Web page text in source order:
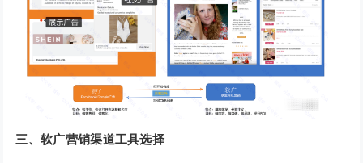
三、软广营销渠道工具选择